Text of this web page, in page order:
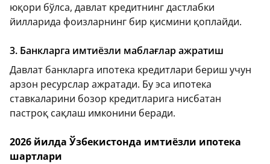
юқори бўлса, давлат кредитнинг дастлабки
йилларида фоизларнинг бир қисмини қоплайди.
3. Банкларга имтиёзли маблағлар ажратиш
Давлат банкларга ипотека кредитлари бериш учун
арзон ресурслар ажратади. Бу эса ипотека
ставкаларини бозор кредитларига нисбатан
пастроқ сақлаш имконини беради.
2026 йилда Ўзбекистонда имтиёзли ипотека
шартлари